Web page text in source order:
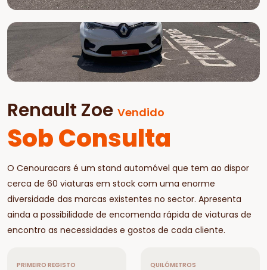
Renault Zoe Vendido
Sob Consulta
O Cenouracars é um stand automóvel que tem ao dispor
cerca de 60 viaturas em stock com uma enorme
diversidade das marcas existentes no sector. Apresenta
ainda a possibilidade de encomenda rápida de viaturas de
encontro as necessidades e gostos de cada cliente.
PRIMEIRO REGISTO QUILÓMETROS